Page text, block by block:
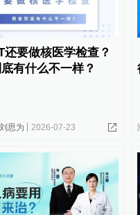
还要做核医学检查？
有什么不一样？
思为 2026-07-23